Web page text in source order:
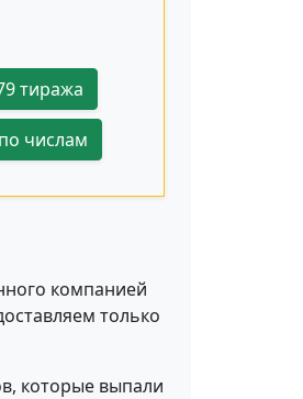
тиража
числам
компанией
только
которые выпали